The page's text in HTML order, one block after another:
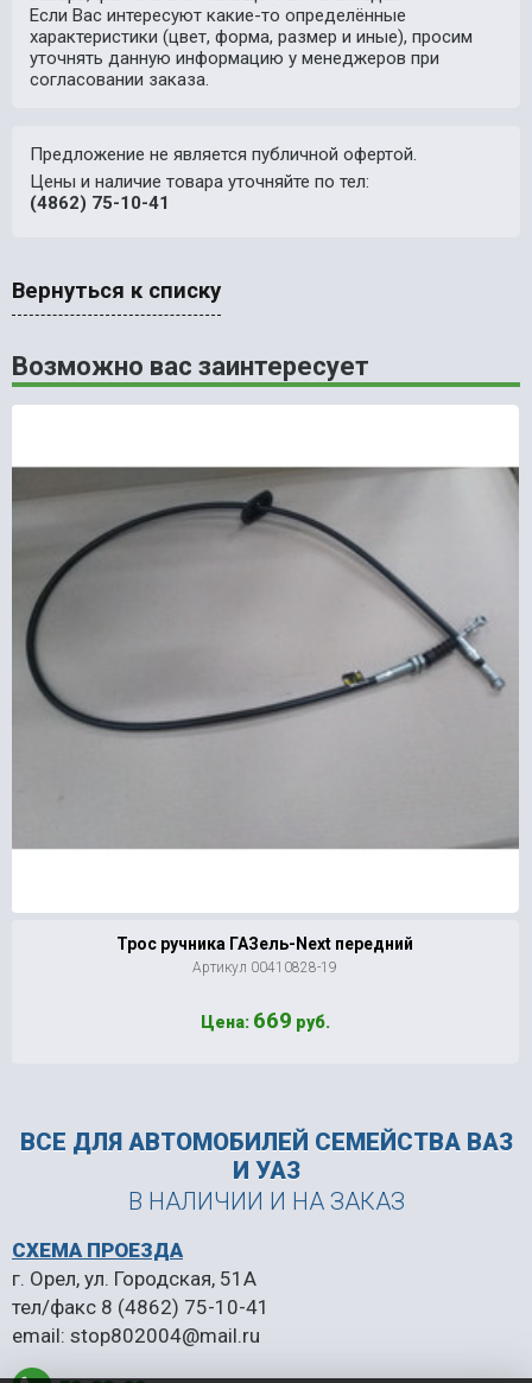
Если Вас интересуют какие-то определённые
характеристики (цвет, форма, размер и иные), просим
уточнять данную информацию у менеджеров при
согласовании заказа.
Предложение не является публичной офертой.
Цены и наличие товара уточняйте по тел:
(4862) 75-10-41
Вернуться к списку
Возможно вас заинтересует
Трос ручника ГАЗель-Next передний
Артикул 00410828-19
Цена: 669 руб.
ВСЕ ДЛЯ АВТОМОБИЛЕЙ СЕМЕЙСТВА ВАЗ
И УАЗ
В НАЛИЧИИ И НА ЗАКАЗ
СХЕМА ПРОЕЗДА
г. Орел, ул. Городская, 51А
тел/факс 8 (4862) 75-10-41
email: stop802004@mail.ru